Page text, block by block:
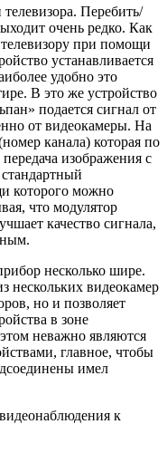
Перебить/
очень редко. Как
при помощи
устанавливается
удобно это
В это же устройство
подается сигнал от
от видеокамеры. На
канала) которая по
передача изображения с
которого можно
что модулятор
качество сигнала,
несколько шире.
нескольких видеокамер
но и позволяет
в зоне
неважно являются
главное, чтобы
имел
к